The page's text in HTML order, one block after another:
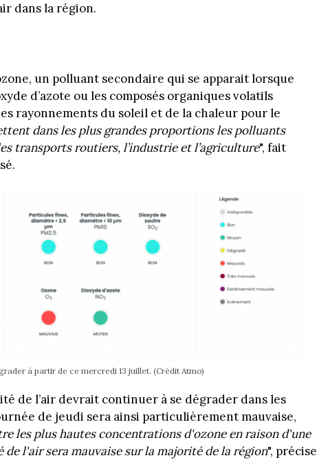
dans la région.
un polluant secondaire qui se apparait lorsque
d’azote ou les composés organiques volatils
rayonnements du soleil et de la chaleur pour le
dans les plus grandes proportions les polluants
transports routiers, l’industrie et l’agriculture", fait
à partir de ce mercredi 13 juillet. (Crédit Atmo)
de l’air devrait continuer à se dégrader dans les
de jeudi sera ainsi particulièrement mauvaise,
les plus hautes concentrations d'ozone en raison d'une
l'air sera mauvaise sur la majorité de la région", précise